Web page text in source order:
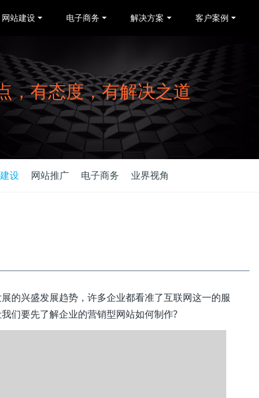
网站建设 电子商务 解决方案 客户案例
，有态度，有解决之道
设 网站推广 电子商务 业界视角
的兴盛发展趋势，许多企业都看准了互联网这一的服
们要先了解企业的营销型网站如何制作?